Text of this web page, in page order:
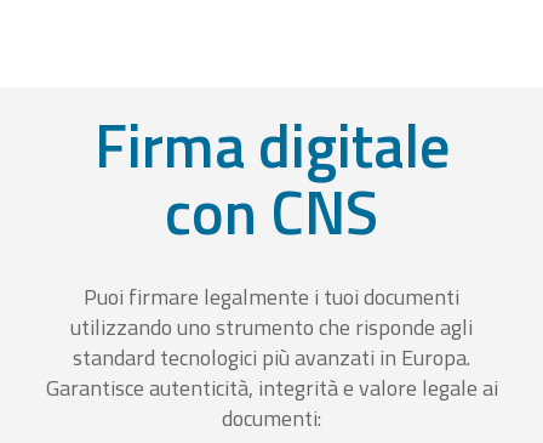
Firma digitale
con CNS
Puoi firmare legalmente i tuoi documenti
utilizzando uno strumento che risponde agli
standard tecnologici più avanzati in Europa.
Garantisce autenticità, integrità e valore legale ai
documenti: